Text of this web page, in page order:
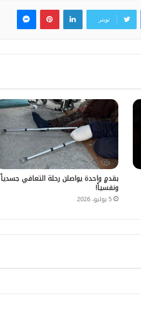
تويتر
لينكدإن بينتيريستماسنجر
بقدمٍ واحدة يواصلن رحلة التعافي جسدياً
ونفسياً!
5 يوليو، 2026